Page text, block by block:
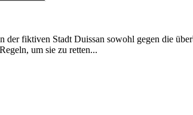
der fiktiven Stadt Duissan sowohl gegen die
um sie zu retten...